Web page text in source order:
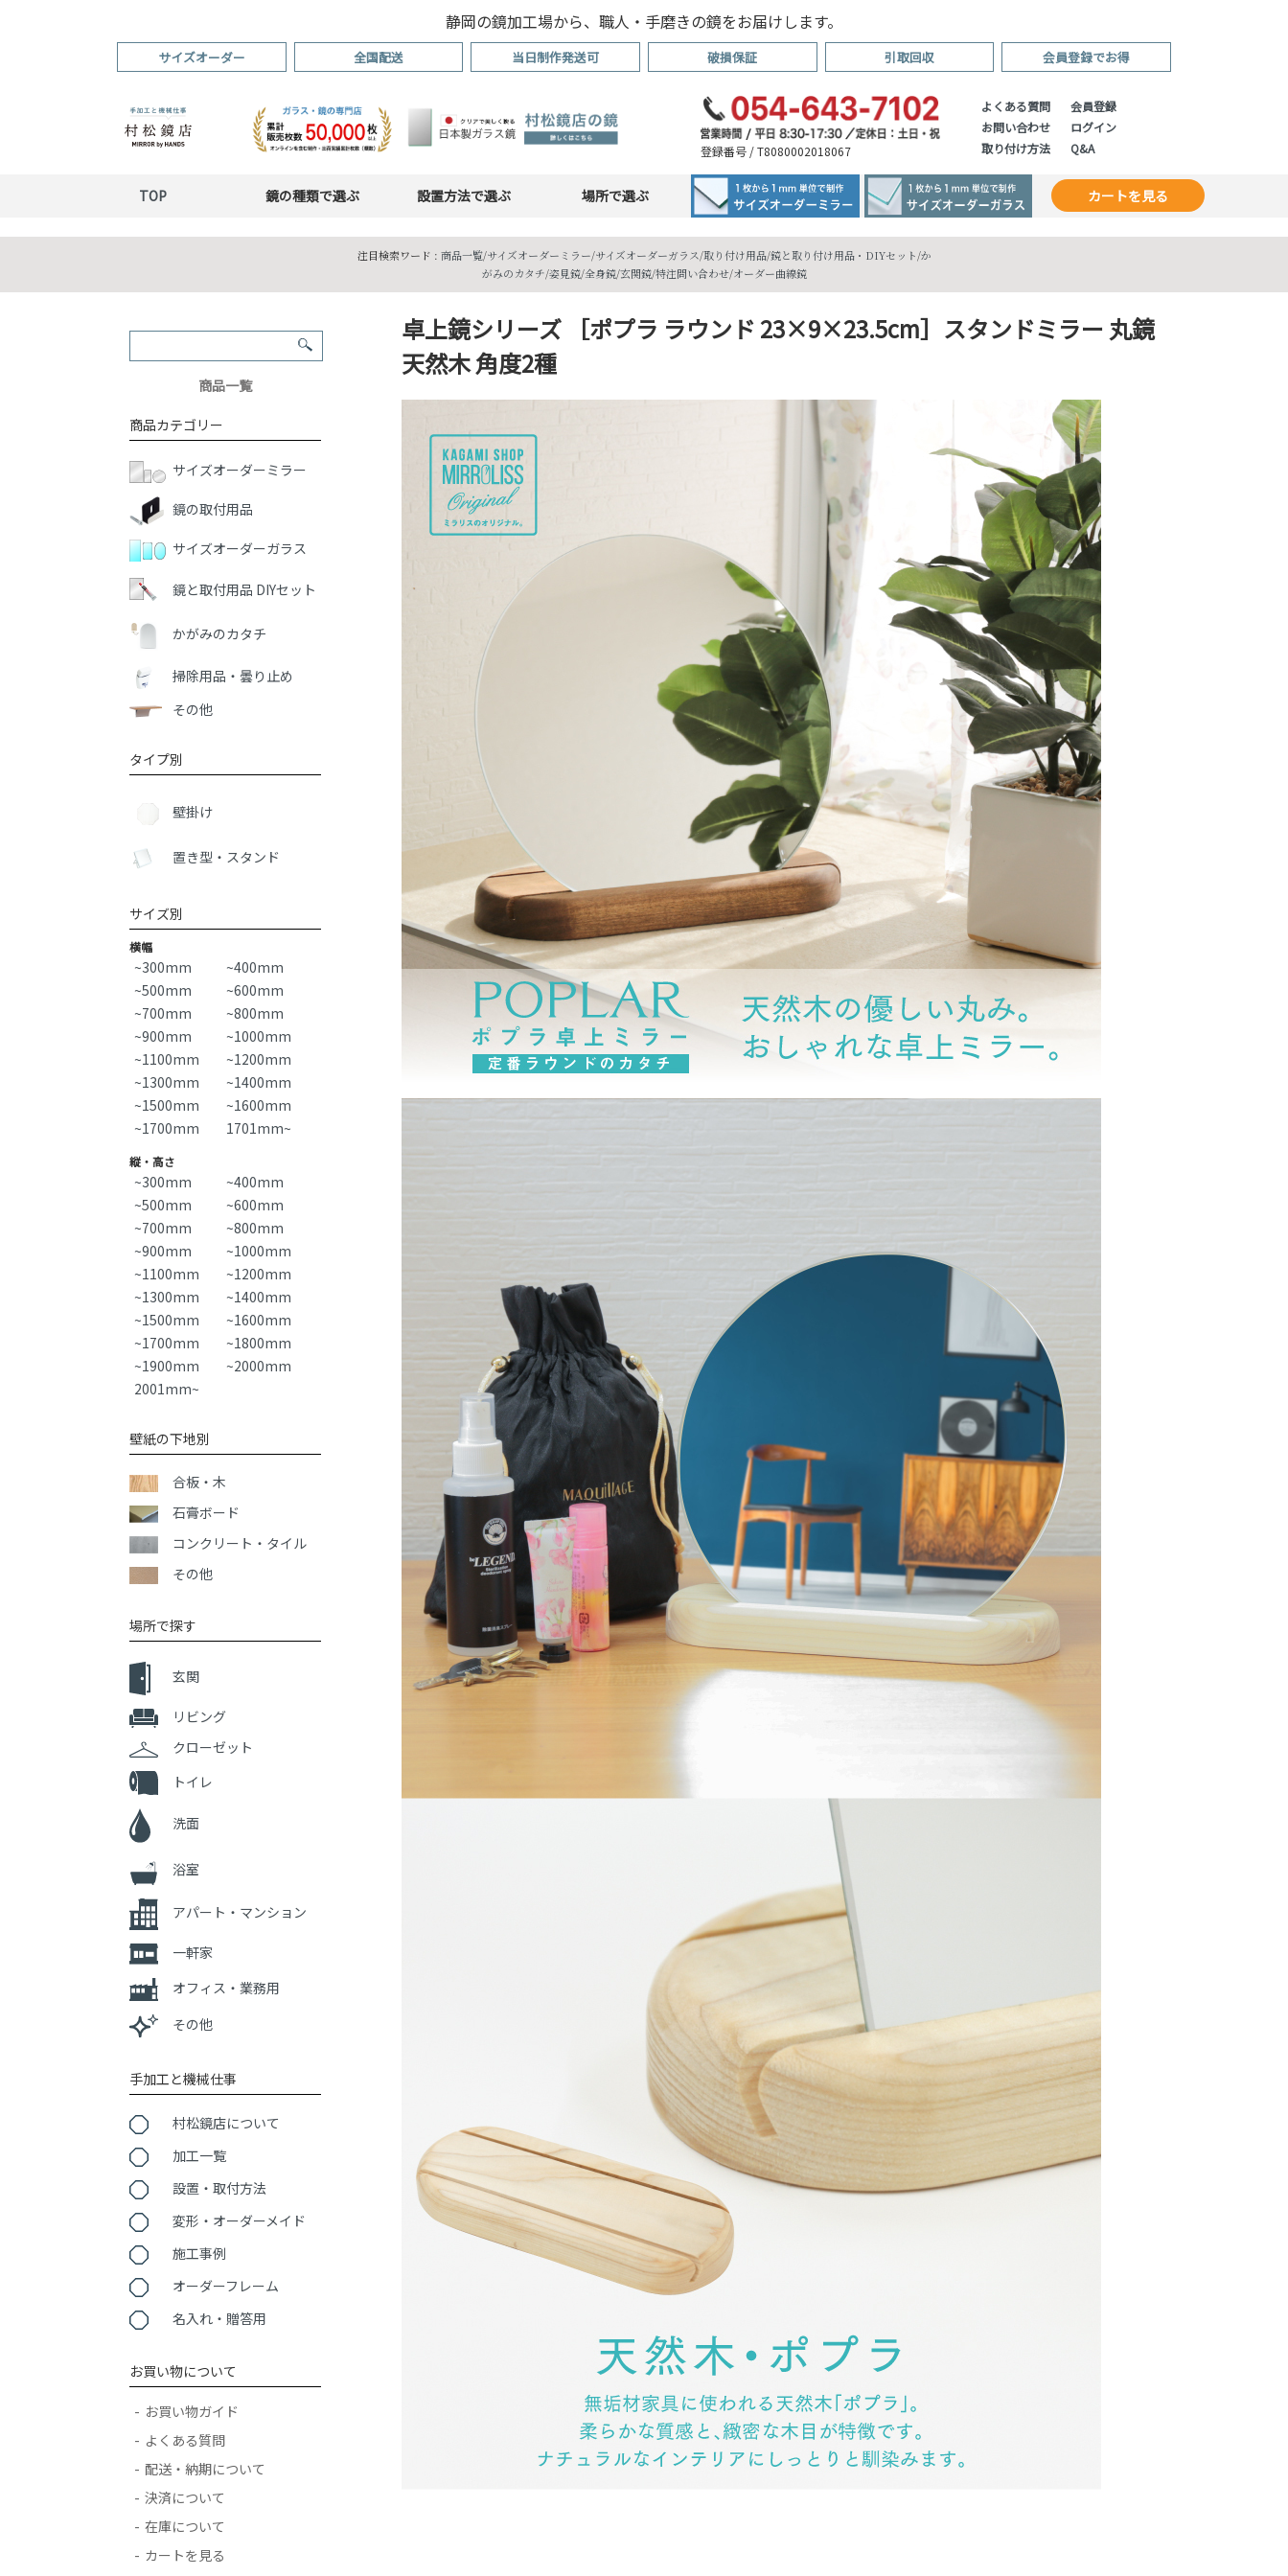
静岡の鏡加工場から、職人・手磨きの鏡をお届けします。
サイズオーダー 全国配送 当日制作発送可 破損保証 引取回収 会員登録でお得
登録番号 / T8080002018067
よくある質問
お問い合わせ
取り付け方法
会員登録
ログイン
Q&A
TOP 鏡の種類で選ぶ 設置方法で選ぶ 場所で選ぶ カートを見る
注目検索ワード : 商品一覧/サイズオーダーミラー/サイズオーダーガラス/取り付け用品/鏡と取り付け用品・DIYセット/か
がみのカタチ/姿見鏡/全身鏡/玄関鏡/特注問い合わせ/オーダー曲線鏡
卓上鏡シリーズ ［ポプラ ラウンド 23×9×23.5cm］スタンドミラー 丸鏡
天然木 角度2種
商品一覧
商品カテゴリー
サイズオーダーミラー
鏡の取付用品
サイズオーダーガラス
鏡と取付用品 DIYセット
かがみのカタチ
掃除用品・曇り止め
その他
タイプ別
壁掛け
置き型・スタンド
サイズ別
横幅
~300mm
~400mm
~500mm
~600mm
~700mm
~800mm
~900mm
~1000mm
~1100mm
~1200mm
~1300mm
~1400mm
~1500mm
~1600mm
~1700mm
1701mm~
縦・高さ
~300mm
~400mm
~500mm
~600mm
~700mm
~800mm
~900mm
~1000mm
~1100mm
~1200mm
~1300mm
~1400mm
~1500mm
~1600mm
~1700mm
~1800mm
~1900mm
~2000mm
2001mm~
壁紙の下地別
合板・木
石膏ボード
コンクリート・タイル
その他
場所で探す
玄関
リビング
クローゼット
トイレ
洗面
浴室
アパート・マンション
一軒家
オフィス・業務用
その他
手加工と機械仕事
村松鏡店について
加工一覧
設置・取付方法
変形・オーダーメイド
施工事例
オーダーフレーム
名入れ・贈答用
お買い物について
お買い物ガイド
よくある質問
配送・納期について
決済について
在庫について
カートを見る